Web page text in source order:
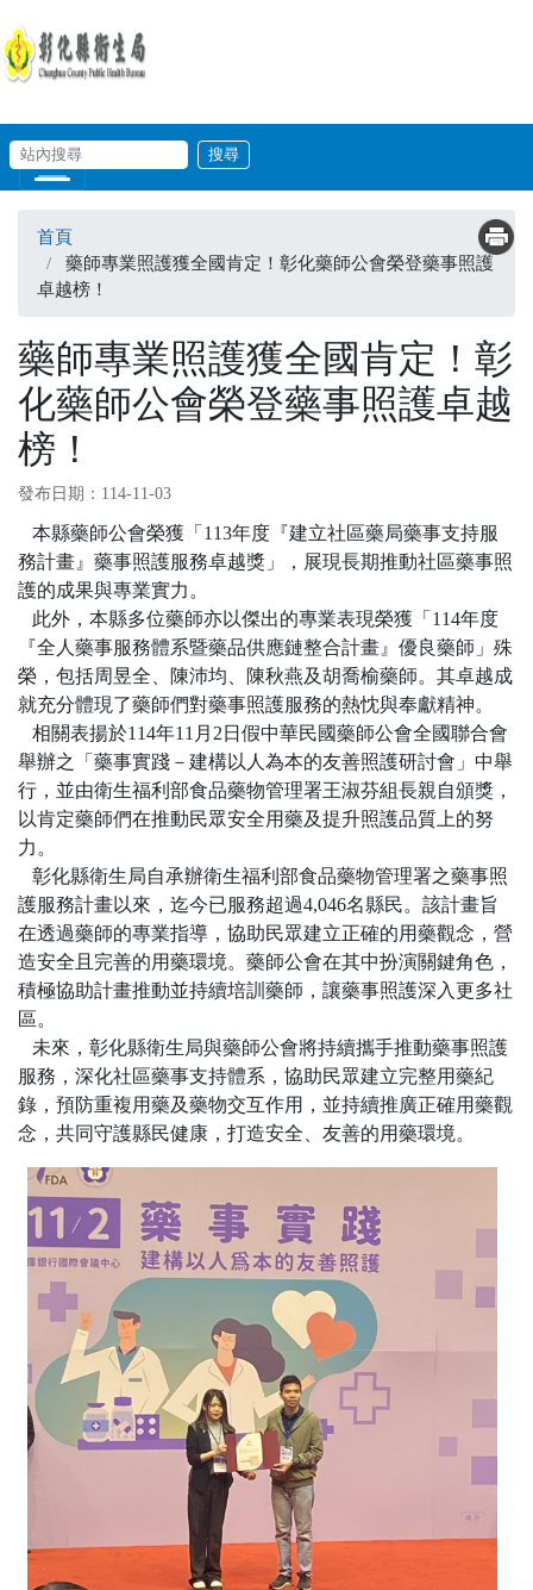
站內搜尋
輸入關鍵字
首頁
藥師專業照護獲全國肯定！彰化藥師公會榮登藥事照護
卓越榜！
藥師專業照護獲全國肯定！彰
化藥師公會榮登藥事照護卓越
榜！
發布日期：114-11-03
本縣藥師公會榮獲「113年度『建立社區藥局藥事支持服
務計畫』藥事照護服務卓越獎」，展現長期推動社區藥事照
護的成果與專業實力。
此外，本縣多位藥師亦以傑出的專業表現榮獲「114年度
『全人藥事服務體系暨藥品供應鏈整合計畫』優良藥師」殊
榮，包括周昱全、陳沛均、陳秋燕及胡喬榆藥師。其卓越成
就充分體現了藥師們對藥事照護服務的熱忱與奉獻精神。
相關表揚於114年11月2日假中華民國藥師公會全國聯合會
舉辦之「藥事實踐－建構以人為本的友善照護研討會」中舉
行，並由衛生福利部食品藥物管理署王淑芬組長親自頒獎，
以肯定藥師們在推動民眾安全用藥及提升照護品質上的努
力。
彰化縣衛生局自承辦衛生福利部食品藥物管理署之藥事照
護服務計畫以來，迄今已服務超過4,046名縣民。該計畫旨
在透過藥師的專業指導，協助民眾建立正確的用藥觀念，營
造安全且完善的用藥環境。藥師公會在其中扮演關鍵角色，
積極協助計畫推動並持續培訓藥師，讓藥事照護深入更多社
區。
未來，彰化縣衛生局與藥師公會將持續攜手推動藥事照護
服務，深化社區藥事支持體系，協助民眾建立完整用藥紀
錄，預防重複用藥及藥物交互作用，並持續推廣正確用藥觀
念，共同守護縣民健康，打造安全、友善的用藥環境。